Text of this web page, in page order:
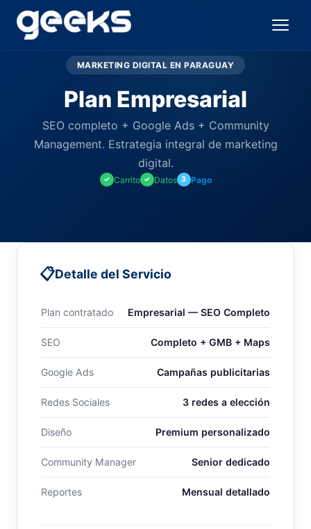
MARKETING DIGITAL EN PARAGUAY
Plan Empresarial
SEO completo + Google Ads + Community
Management. Estrategia integral de marketing
digital.
✓ Carrito ✓ Datos 3 Pago
📋Detalle del Servicio
Plan contratado Empresarial — SEO Completo
SEO Completo + GMB + Maps
Google Ads Campañas publicitarias
Redes Sociales 3 redes a elección
Diseño Premium personalizado
Community Manager Senior dedicado
Reportes Mensual detallado